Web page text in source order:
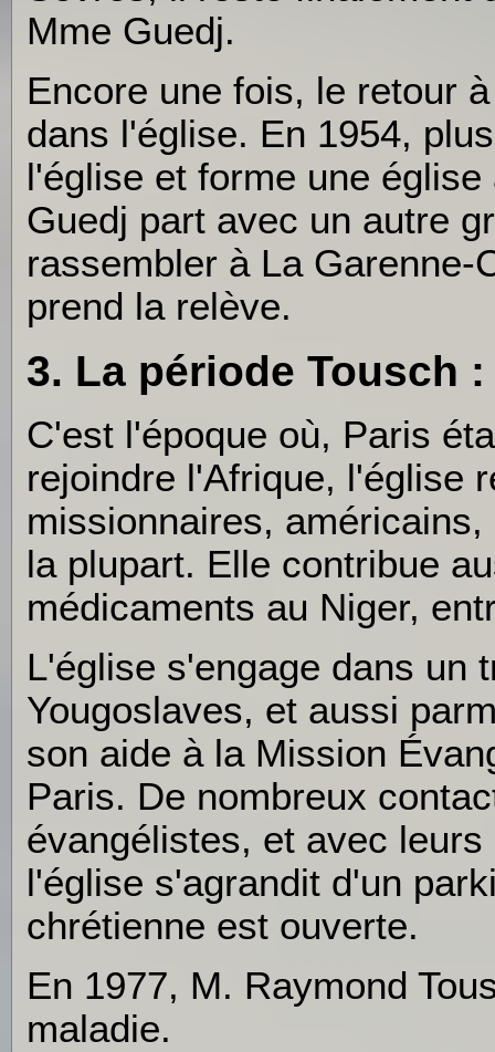
Mme Guedj.
Encore une fois, le retour
dans l'église. En 1954,
l'église et forme une
Guedj part avec un autre
rassembler à La Garenne-
prend la relève.
3. La période Tousch :
C'est l'époque où, Paris
rejoindre l'Afrique, l'église
missionnaires,
la plupart. Elle contribue
médicaments au Niger,
L'église s'engage dans un
Yougoslaves, et aussi
son aide à la Mission
Paris. De nombreux
évangélistes, et avec
l'église s'agrandit d'un
chrétienne est ouverte.
En 1977, M. Raymond
maladie.